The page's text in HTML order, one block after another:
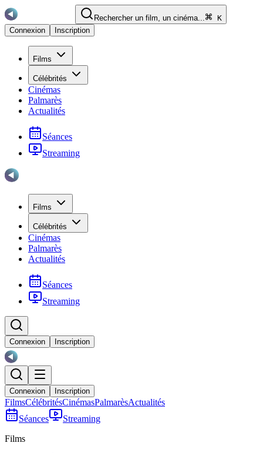
Rechercher un film, un cinéma...
K
Connexion
Inscription
Films
Célébrités
Cinémas
Palmarès
Actualités
Séances
Streaming
Films
Célébrités
Cinémas
Palmarès
Actualités
Séances
Streaming
Connexion Inscription
Connexion Inscription
FilmsCélébritésCinémasPalmarèsActualités
Séances
Streaming
Films